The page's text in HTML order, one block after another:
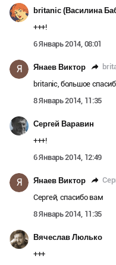
britanic (Василина
+++!
6 Январь 2014, 08:01
Я Янаев Виктор
britanic, большое
8 Январь 2014, 11:35
Сергей Варавин
+++!
6 Январь 2014, 12:49
Я Янаев Виктор
Сергей, спасибо вам
8 Январь 2014, 11:35
Вячеслав Люлько
+++